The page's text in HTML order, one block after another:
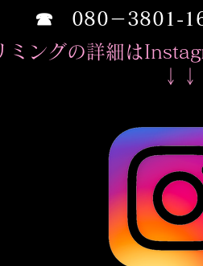
​☎ 080－3801-
ミングの詳細は
​↓↓